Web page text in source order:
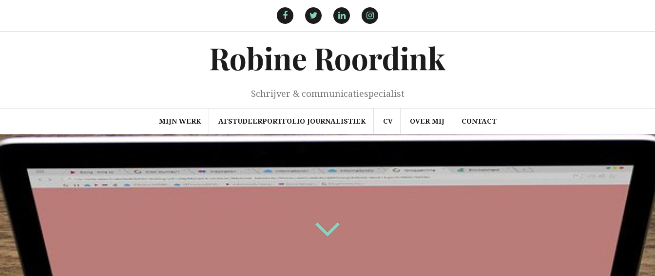
inhoud
FacebookTwitter LinkedInInstagram
Robine Roordink
Schrijver & communicatiespecialist
MIJN WERK AFSTUDEERPORTFOLIO JOURNALISTIEK CV OVER MIJ CONTACT